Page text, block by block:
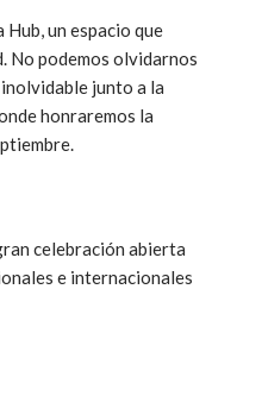
un espacio que
No podemos olvidarnos
junto a la
honraremos la
celebración abierta
e internacionales